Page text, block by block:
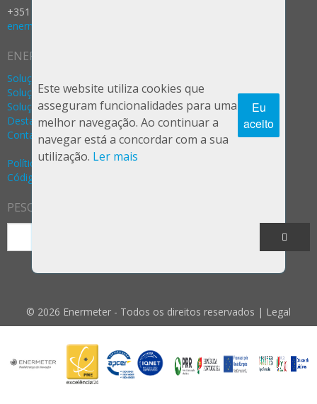
+351 253 287 237 (Rede Fixa Nacional)
enermeter@enermeter.pt
ENERMETER
Soluções Água
Soluções Gás
Soluções Eletricidade
Destaques
Contactos
Política Privacidade e Segurança (RGPD)
Código de Ética e Conduta
PESQUISA
© 2026 Enermeter - Todos os direitos reservados | Legal
Este website utiliza cookies que
asseguram funcionalidades para uma
melhor navegação. Ao continuar a
navegar está a concordar com a sua
utilização. Ler mais
Eu
aceito